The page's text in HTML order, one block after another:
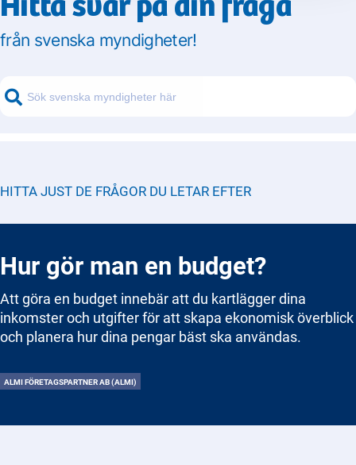
från svenska myndigheter!
HITTA JUST DE FRÅGOR DU LETAR EFTER
Hur gör man en budget?
Att göra en budget innebär att du kartlägger dina
inkomster och utgifter för att skapa ekonomisk överblick
och planera hur dina pengar bäst ska användas.
ALMI FÖRETAGSPARTNER AB (ALMI)